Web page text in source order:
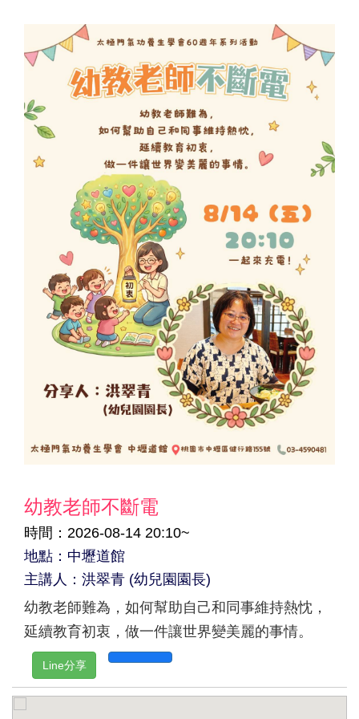
幼教老師不斷電
時間：2026-08-14 20:10~
地點：中壢道館
主講人：洪翠青 (幼兒園園長)
幼教老師難為，如何幫助自己和同事維持熱忱，
延續教育初衷，做一件讓世界變美麗的事情。
Line分享